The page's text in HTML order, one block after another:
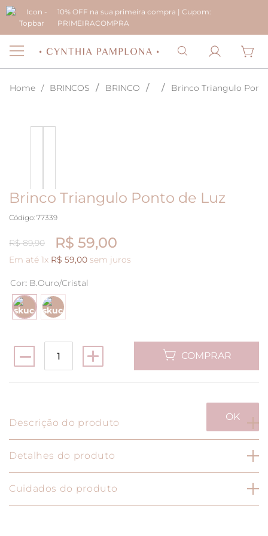
10% OFF na sua primeira compra | Cupom:
PRIMEIRACOMPRA
BRINCOS BRINCO Brinco Triangulo
Brinco Triangulo Ponto de Luz
Código: 77339
R$ 89,90 R$ 59,00
Em até 1x R$ 59,00 sem juros
Cor: B.Ouro/Cristal
COMPRAR
Descrição do produto
Detalhes do produto
Banho: Ouro18k | Ródio
Cuidados do produto